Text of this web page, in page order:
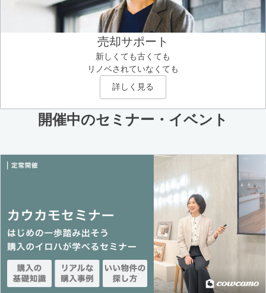
売却サポート
新しくても古くても
リノベされていなくても
詳しく見る
開催中のセミナー・イベント